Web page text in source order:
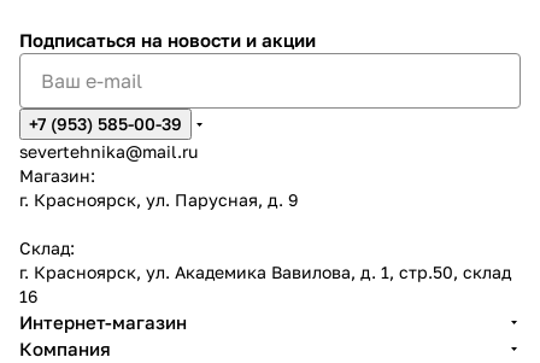
Подписаться на новости и акции
+7 (953) 585-00-39
severtehnika@mail.ru
Магазин:
г. Красноярск, ул. Парусная, д. 9
Склад:
г. Красноярск, ул. Академика Вавилова, д. 1, стр.50, склад
16
Интернет-магазин
Компания